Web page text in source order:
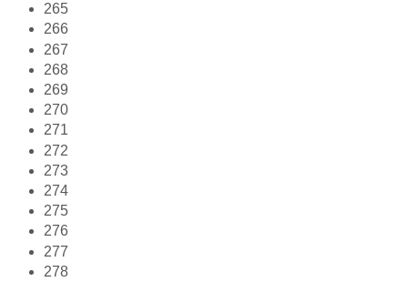
265
266
267
268
269
270
271
272
273
274
275
276
277
278